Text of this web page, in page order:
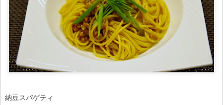
納豆スパゲティ